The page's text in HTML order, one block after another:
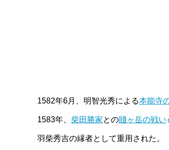
1582年6月、明智光秀による本能寺
1583年、 柴田勝家との賤ヶ岳の戦い
羽柴秀吉の縁者として重用された。